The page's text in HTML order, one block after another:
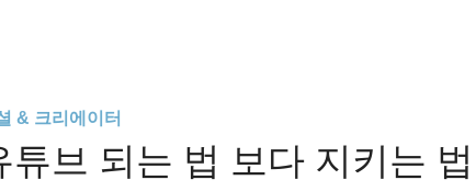
& 크리에이터
튜브 되는 법 보다 지키는